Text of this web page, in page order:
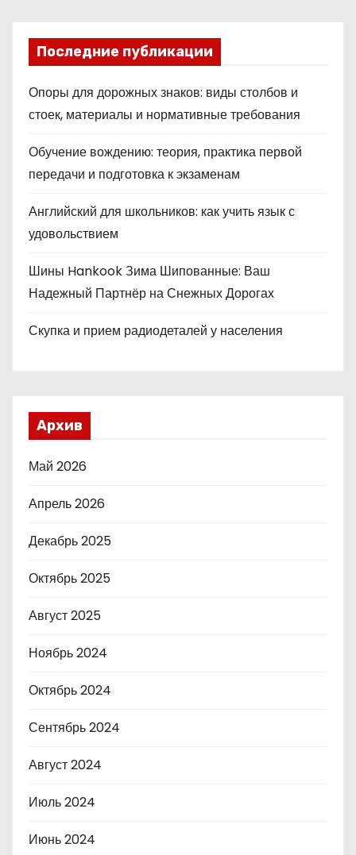
Последние публикации
Опоры для дорожных знаков: виды столбов и
стоек, материалы и нормативные требования
Обучение вождению: теория, практика первой
передачи и подготовка к экзаменам
Английский для школьников: как учить язык с
удовольствием
Шины Hankook Зима Шипованные: Ваш
Надежный Партнёр на Снежных Дорогах
Скупка и прием радиодеталей у населения
Архив
Май 2026
Апрель 2026
Декабрь 2025
Октябрь 2025
Август 2025
Ноябрь 2024
Октябрь 2024
Сентябрь 2024
Август 2024
Июль 2024
Июнь 2024